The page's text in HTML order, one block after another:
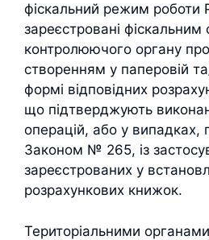
фіскальний режим роботи
зареєстровані
контролюючого органу
створенням у паперовій
формі відповідних
що підтверджують
операцій, або у випадках,
Законом № 265, із
зареєстрованих у
розрахункових книжок.
Територіальними